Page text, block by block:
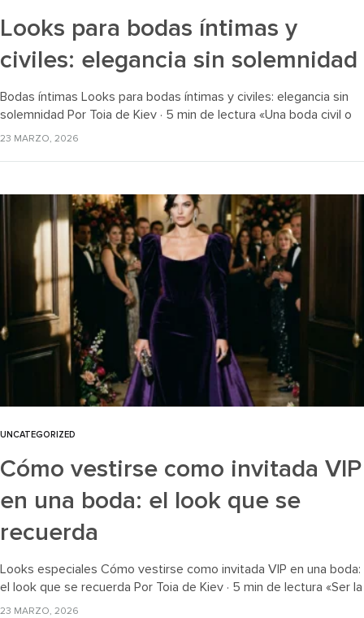
Looks para bodas íntimas y
civiles: elegancia sin solemnidad
Bodas íntimas Looks para bodas íntimas y civiles: elegancia sin
solemnidad Por Toia de Kiev · 5 min de lectura «Una boda civil o
íntima es más relajada pero no…
23 MARZO, 2026
UNCATEGORIZED
Cómo vestirse como invitada VIP
en una boda: el look que se
recuerda
Looks especiales Cómo vestirse como invitada VIP en una boda:
el look que se recuerda Por Toia de Kiev · 5 min de lectura «Ser la
invitada más recordada de…
23 MARZO, 2026